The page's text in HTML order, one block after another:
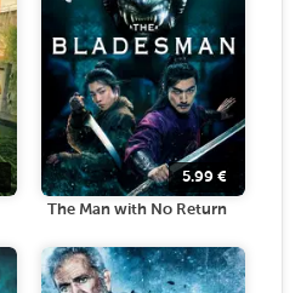
5.99 €
The Man with No Return